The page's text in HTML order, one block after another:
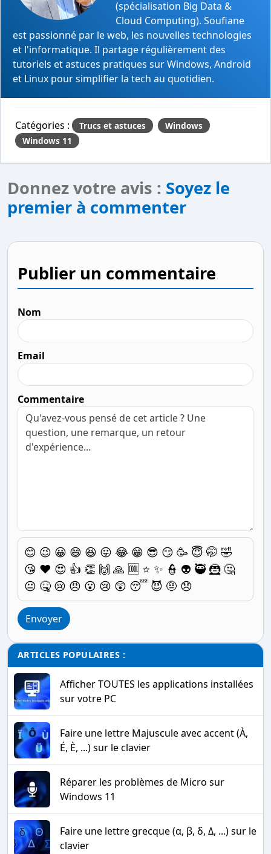
(spécialisation Big Data &
Cloud Computing). Soufiane
est passionné par le web, les nouvelles technologies
et l'informatique. Il partage régulièrement des
tutoriels et astuces pratiques sur Windows, Android
et Linux pour simplifier la tech au quotidien.
Catégories : Trucs et astuces
Windows
Windows 11
Donnez votre avis : Soyez le
premier à commenter
Publier un commentaire
Nom
Email
Commentaire
😊 😉 😀 😄 😆 😛 😂 😁 😎 😏 🥳 😇 🤭 🤣
😘 ❤️ 😍 👍 👏 🙌 🙏 🆒 ⭐ ✨ 👮 👽 🥷 🦹 🤔
😐 🤒 😢 😠 😮 😢 😲 😴 😈 🤨 😞
Envoyer
ARTICLES POPULAIRES :
Afficher TOUTES les applications installées
sur votre PC
Faire une lettre Majuscule avec accent (À,
É, È, ...) sur le clavier
Réparer les problèmes de Micro sur
Windows 11
Faire une lettre grecque (α, β, δ, Δ, ...) sur le
clavier